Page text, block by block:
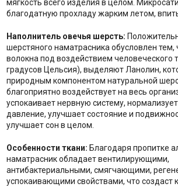
мягкость всего изделия в целом.
благодатную прохладу жарким летом,
Наполнитель овечья шерсть:
шерстяного наматрасника обусловлен
волокна под воздействием человеческого
градусов Цельсия), выделяют Ланолин,
природным компонентом натуральной
благоприятно воздействует на весь
успокаивает нервную систему,
давление, улучшает состояние и
улучшает сон в целом.
Особенности ткани: Благодаря пропитке
наматрасник обладает вентилирующими,
антибактериальными, смягчающими,
успокаивающими свойствами, что создаст